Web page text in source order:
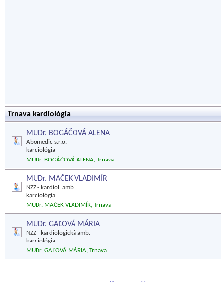
Trnava kardiológia
MUDr. BOGÁČOVÁ ALENA
Abomedic s.r.o.
kardiológia
MUDr. BOGÁČOVÁ ALENA, Trnava
MUDr. MAČEK VLADIMÍR
NZZ - kardiol. amb.
kardiológia
MUDr. MAČEK VLADIMÍR, Trnava
MUDr. GAĽOVÁ MÁRIA
NZZ - kardiologická amb.
kardiológia
MUDr. GAĽOVÁ MÁRIA, Trnava